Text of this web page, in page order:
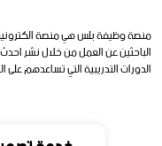
منصة وظيفة بلس هي منصة
الباحثين عن العمل من خلال نشر
الدورات التدريبية التي تساعدهم